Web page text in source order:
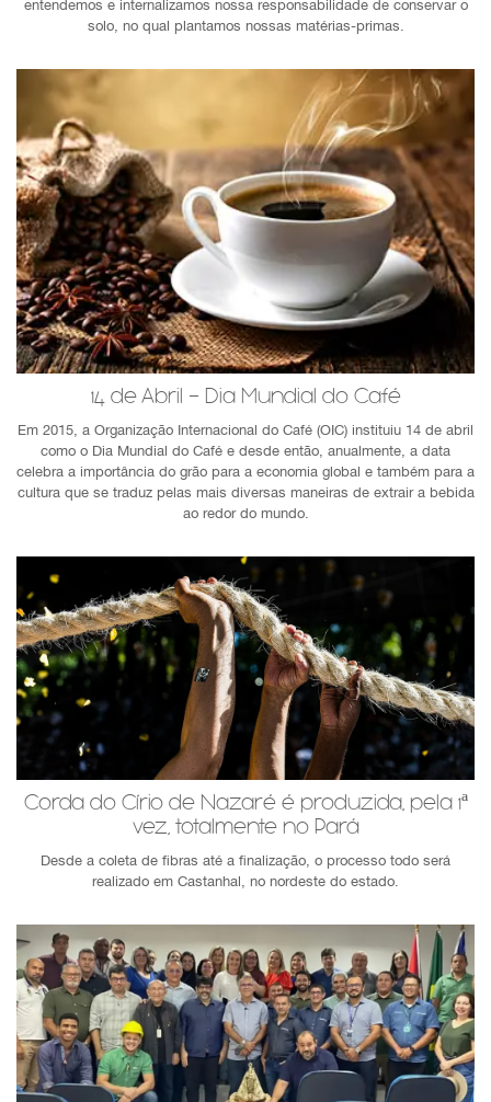
entendemos e internalizamos nossa responsabilidade de conservar o
solo, no qual plantamos nossas matérias-primas.
14 de Abril - Dia Mundial do Café
Em 2015, a Organização Internacional do Café (OIC) instituiu 14 de abril
como o Dia Mundial do Café e desde então, anualmente, a data
celebra a importância do grão para a economia global e também para a
cultura que se traduz pelas mais diversas maneiras de extrair a bebida
ao redor do mundo.
Corda do Círio de Nazaré é produzida, pela 1ª
vez, totalmente no Pará
Desde a coleta de fibras até a finalização, o processo todo será
realizado em Castanhal, no nordeste do estado.